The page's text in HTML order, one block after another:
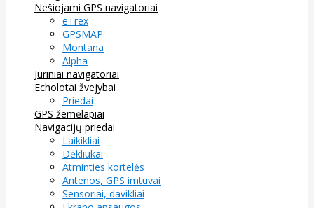
Nešiojami GPS navigatoriai
eTrex
GPSMAP
Montana
Alpha
Jūriniai navigatoriai
Echolotai žvejybai
Priedai
GPS žemėlapiai
Navigacijų priedai
Laikikliai
Dėkliukai
Atminties kortelės
Antenos, GPS imtuvai
Sensoriai, davikliai